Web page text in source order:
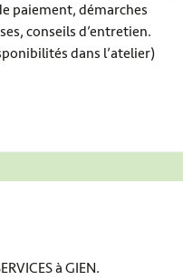
paiement, démarches
conseils d’entretien.
dans l’atelier)
à GIEN.